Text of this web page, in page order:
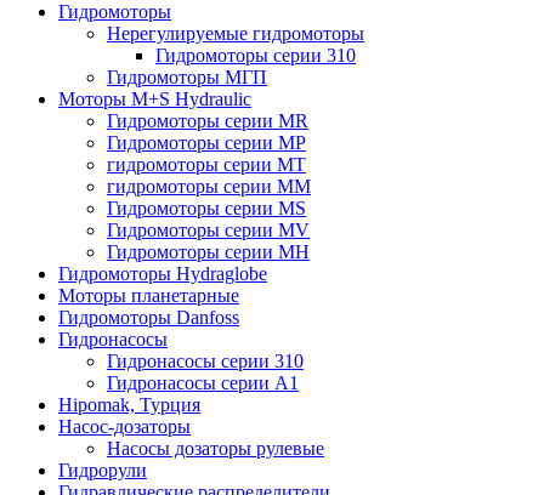
Гидромоторы
Нерегулируемые гидромоторы
Гидромоторы серии 310
Гидромоторы МГП
Моторы M+S Hydraulic
Гидромоторы серии MR
Гидромоторы серии MP
гидромоторы серии MT
гидромоторы серии MM
Гидромоторы серии MS
Гидромоторы серии MV
Гидромоторы серии MH
Гидромоторы Hydraglobe
Моторы планетарные
Гидромоторы Danfoss
Гидронасосы
Гидронасосы серии 310
Гидронасосы серии А1
Hipomak, Турция
Насос-дозаторы
Насосы дозаторы рулевые
Гидрорули